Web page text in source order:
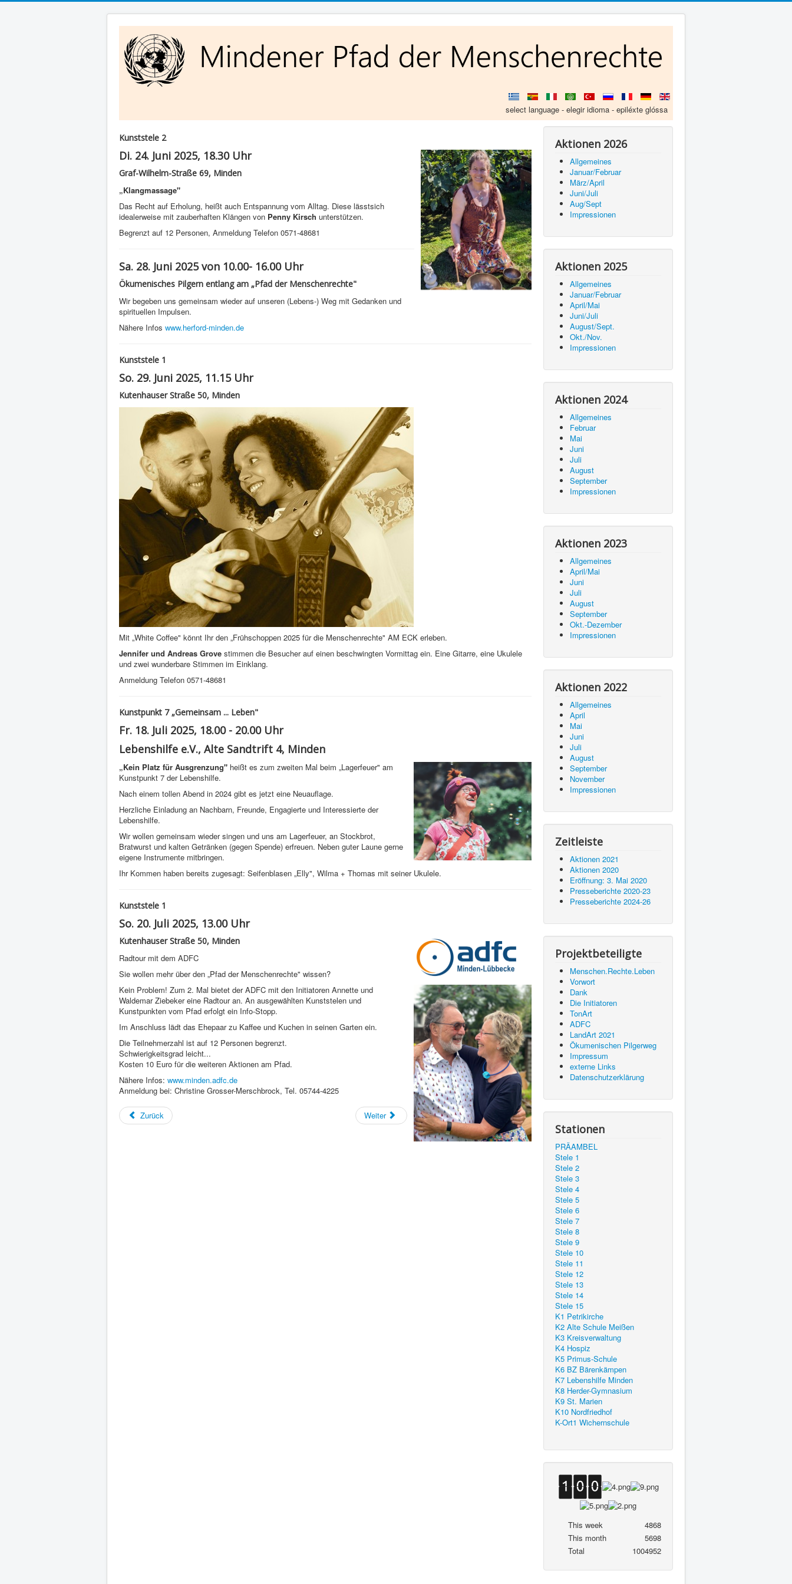
select language - elegir idioma - epiléxte glóssa
Kunststele 2
Di. 24. Juni 2025, 18.30 Uhr
Graf-Wilhelm-Straße 69, Minden
„Klangmassage"
Das Recht auf Erholung, heißt auch Entspannung vom Alltag. Diese lässtsich
idealerweise mit zauberhaften Klängen von Penny Kirsch unterstützen.
Begrenzt auf 12 Personen, Anmeldung Telefon 0571-48681
Sa. 28. Juni 2025 von 10.00- 16.00 Uhr
Ökumenisches Pilgern entlang am „Pfad der Menschenrechte"
Wir begeben uns gemeinsam wieder auf unseren (Lebens-) Weg mit Gedanken und
spirituellen Impulsen.
Nähere Infos www.herford-minden.de
Kunststele 1
So. 29. Juni 2025, 11.15 Uhr
Kutenhauser Straße 50, Minden
Mit „White Coffee" könnt Ihr den „Frühschoppen 2025 für die Menschenrechte" AM ECK erleben.
Jennifer und Andreas Grove stimmen die Besucher auf einen beschwingten Vormittag ein. Eine Gitarre, eine Ukulele
und zwei wunderbare Stimmen im Einklang.
Anmeldung Telefon 0571-48681
Kunstpunkt 7 „Gemeinsam ... Leben"
Fr. 18. Juli 2025, 18.00 - 20.00 Uhr
Lebenshilfe e.V., Alte Sandtrift 4, Minden
„Kein Platz für Ausgrenzung" heißt es zum zweiten Mal beim „Lagerfeuer" am
Kunstpunkt 7 der Lebenshilfe.
Nach einem tollen Abend in 2024 gibt es jetzt eine Neuauflage.
Herzliche Einladung an Nachbarn, Freunde, Engagierte und Interessierte der
Lebenshilfe.
Wir wollen gemeinsam wieder singen und uns am Lagerfeuer, an Stockbrot,
Bratwurst und kalten Getränken (gegen Spende) erfreuen. Neben guter Laune gerne
eigene Instrumente mitbringen.
Ihr Kommen haben bereits zugesagt: Seifenblasen „Elly", Wilma + Thomas mit seiner Ukulele.
Kunststele 1
So. 20. Juli 2025, 13.00 Uhr
Kutenhauser Straße 50, Minden
Radtour mit dem ADFC
Sie wollen mehr über den „Pfad der Menschenrechte" wissen?
Kein Problem! Zum 2. Mal bietet der ADFC mit den Initiatoren Annette und
Waldemar Ziebeker eine Radtour an. An ausgewählten Kunststelen und
Kunstpunkten vom Pfad erfolgt ein Info-Stopp.
Im Anschluss lädt das Ehepaar zu Kaffee und Kuchen in seinen Garten ein.
Die Teilnehmerzahl ist auf 12 Personen begrenzt.
Schwierigkeitsgrad leicht...
Kosten 10 Euro für die weiteren Aktionen am Pfad.
Nähere Infos: www.minden.adfc.de
Anmeldung bei: Christine Grosser-Merschbrock, Tel. 05744-4225
Zurück Weiter
Aktionen 2026
Allgemeines
Januar/Februar
März/April
Juni/Juli
Aug/Sept
Impressionen
Aktionen 2025
Allgemeines
Januar/Februar
April/Mai
Juni/Juli
August/Sept.
Okt./Nov.
Impressionen
Aktionen 2024
Allgemeines
Februar
Mai
Juni
Juli
August
September
Impressionen
Aktionen 2023
Allgemeines
April/Mai
Juni
Juli
August
September
Okt.-Dezember
Impressionen
Aktionen 2022
Allgemeines
April
Mai
Juni
Juli
August
September
November
Impressionen
Zeitleiste
Aktionen 2021
Aktionen 2020
Eröffnung: 3. Mai 2020
Presseberichte 2020-23
Presseberichte 2024-26
Projektbeteiligte
Menschen.Rechte.Leben
Vorwort
Dank
Die Initiatoren
TonArt
ADFC
LandArt 2021
Ökumenischen Pilgerweg
Impressum
externe Links
Datenschutzerklärung
Stationen
PRÄAMBEL
Stele 1
Stele 2
Stele 3
Stele 4
Stele 5
Stele 6
Stele 7
Stele 8
Stele 9
Stele 10
Stele 11
Stele 12
Stele 13
Stele 14
Stele 15
K1 Petrikirche
K2 Alte Schule Meißen
K3 Kreisverwaltung
K4 Hospiz
K5 Primus-Schule
K6 BZ Bärenkämpen
K7 Lebenshilfe Minden
K8 Herder-Gymnasium
K9 St. Marien
K10 Nordfriedhof
K-Ort1 Wichernschule
This week
4868
This month
5698
Total
1004952